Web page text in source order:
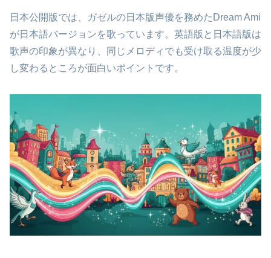
日本公開版では、ガゼルの日本版声優を務めたDream Ami
が日本語バージョンを歌っています。英語版と日本語版は
歌声の印象が異なり、同じメロディでも受け取る温度が少
し変わるところが面白いポイントです。